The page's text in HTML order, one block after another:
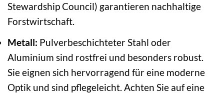
Stewardship Council) garantieren nachhaltige
Forstwirtschaft.
Metall: Pulverbeschichteter Stahl oder
Aluminium sind rostfrei und besonders robust.
Sie eignen sich hervorragend für eine moderne
Optik und sind pflegeleicht. Achten Sie auf eine